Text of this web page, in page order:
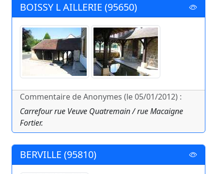
BOISSY L AILLERIE (95650)
Commentaire de Anonymes (le 05/01/2012) :
Carrefour rue Veuve Quatremain / rue Macaigne
Fortier.
BERVILLE (95810)